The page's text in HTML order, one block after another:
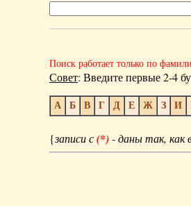
Поиск работает только по
Совет: Введите первые 2-4
А Б В Г Д Е Ж З И
{записи с(*)- даны так, как